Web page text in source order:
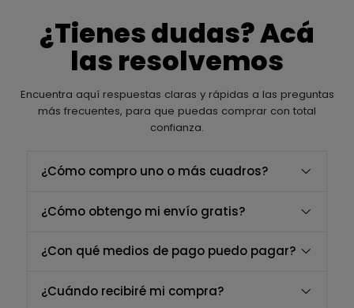
¿Tienes dudas? Acá
las resolvemos
Encuentra aquí respuestas claras y rápidas a las preguntas
más frecuentes, para que puedas comprar con total
confianza.
¿Cómo compro uno o más cuadros?
¿Cómo obtengo mi envío gratis?
¿Con qué medios de pago puedo pagar?
¿Cuándo recibiré mi compra?